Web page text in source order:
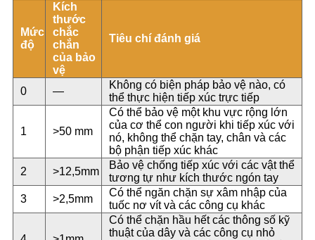
Mức
độ
Kích
thước
chắc
chắn
của bảo
vệ
Tiêu chí đánh giá
0 —
Không có biện pháp bảo vệ nào, có
thể thực hiện tiếp xúc trực tiếp
1 >50 mm
Có thể bảo vệ một khu vực rộng lớn
của cơ thể con người khi tiếp xúc với
nó, không thể chặn tay, chân và các
bộ phận tiếp xúc khác
2
>12,5mm
Bảo vệ chống tiếp xúc với các vật thể
tương tự như kích thước ngón tay
3
>2,5mm
Có thể ngăn chặn sự xâm nhập của
tuốc nơ vít và các công cụ khác
Có thể chặn hầu hết các thông số kỹ
thuật của dây và các công cụ nhỏ